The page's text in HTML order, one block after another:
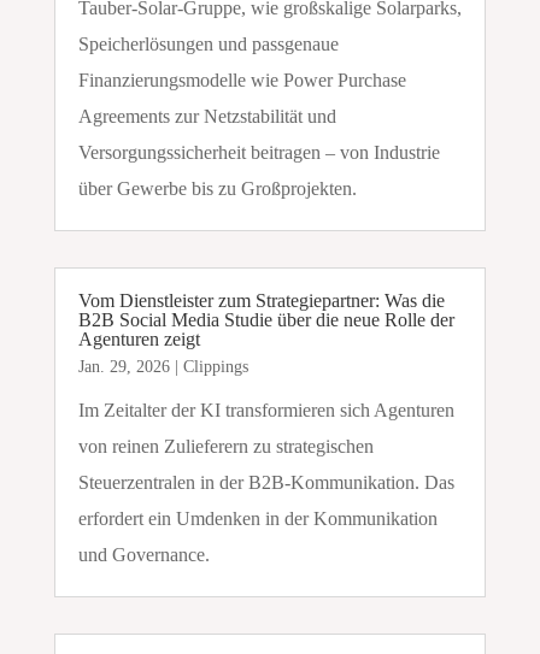
Tauber-Solar-Gruppe, wie großskalige Solarparks,
Speicherlösungen und passgenaue
Finanzierungsmodelle wie Power Purchase
Agreements zur Netzstabilität und
Versorgungssicherheit beitragen – von Industrie
über Gewerbe bis zu Großprojekten.
Vom Dienstleister zum Strategiepartner: Was die
B2B Social Media Studie über die neue Rolle der
Agenturen zeigt
Jan. 29, 2026| Clippings
Im Zeitalter der KI transformieren sich Agenturen
von reinen Zulieferern zu strategischen
Steuerzentralen in der B2B-Kommunikation. Das
erfordert ein Umdenken in der Kommunikation
und Governance.